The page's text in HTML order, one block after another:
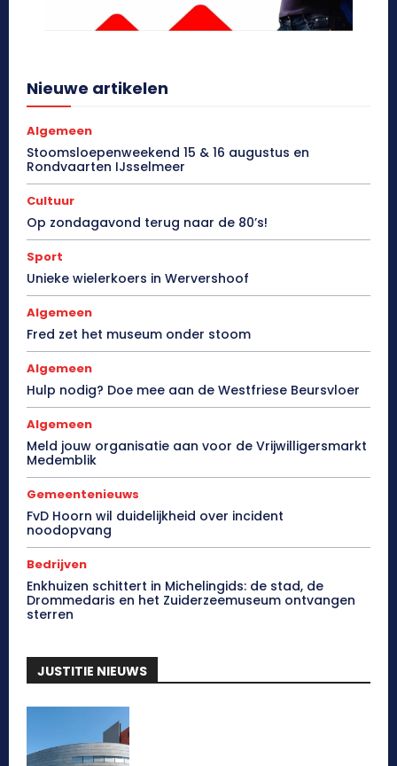
Nieuwe artikelen
Algemeen
Stoomsloepenweekend 15 & 16 augustus en
Rondvaarten IJsselmeer
Cultuur
Op zondagavond terug naar de 80’s!
Sport
Unieke wielerkoers in Wervershoof
Algemeen
Fred zet het museum onder stoom
Algemeen
Hulp nodig? Doe mee aan de Westfriese Beursvloer
Algemeen
Meld jouw organisatie aan voor de Vrijwilligersmarkt
Medemblik
Gemeentenieuws
FvD Hoorn wil duidelijkheid over incident
noodopvang
Bedrijven
Enkhuizen schittert in Michelingids: de stad, de
Drommedaris en het Zuiderzeemuseum ontvangen
sterren
JUSTITIE NIEUWS